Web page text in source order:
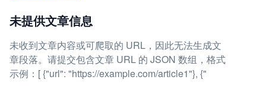
未提供文章信息
未收到文章内容或可爬取的 URL，因此无法生成文
章段落。请提交包含文章 URL 的 JSON 数组，格式
示例：[ {"url": "https://example.com/article1"}, {"